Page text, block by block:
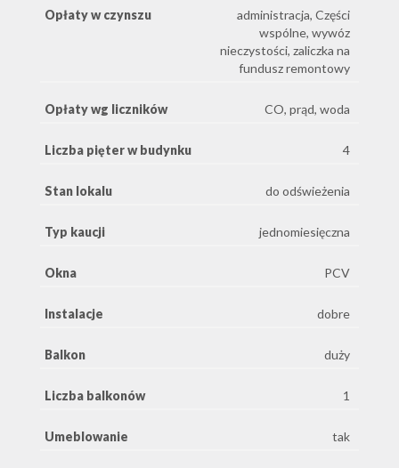
Opłaty w czynszu
administracja, Części
wspólne, wywóz
nieczystości, zaliczka na
fundusz remontowy
Opłaty wg liczników CO, prąd, woda
Liczba pięter w budynku 4
Stan lokalu do odświeżenia
Typ kaucji jednomiesięczna
Okna PCV
Instalacje dobre
Balkon duży
Liczba balkonów 1
Umeblowanie tak